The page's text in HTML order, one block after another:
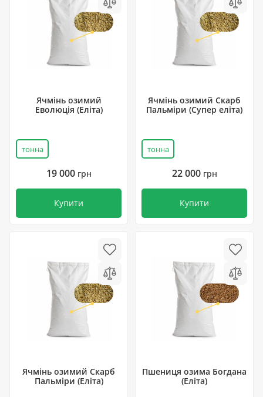
Ячмінь озимий
Еволюція (Еліта)
тонна
19 000 грн
Купити
Ячмінь озимий Скарб
Пальміри (Супер еліта)
тонна
22 000 грн
Купити
Ячмінь озимий Скарб
Пальміри (Еліта)
Пшениця озима Богдана
(Еліта)